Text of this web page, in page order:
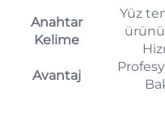
Anahtar
Kelime
Yüz
Avantaj